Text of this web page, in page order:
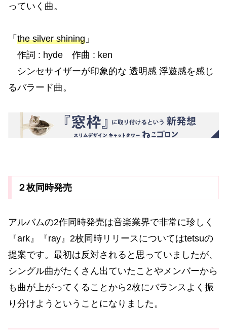
っていく曲。
「 the silver shining 」
作詞 : hyde 作曲 : ken
シンセサイザーが印象的な 透明感 浮遊感を感じ
るバラード曲。
２枚同時発売
アルバムの2作同時発売は音楽業界で非常に珍しく
『ark』『ray』2枚同時リリースについてはtetsuの
提案です。最初は反対されると思っていましたが、
シングル曲がたくさん出ていたことやメンバーから
も曲が上がってくることから2枚にバランスよく振
り分けようということになりました。